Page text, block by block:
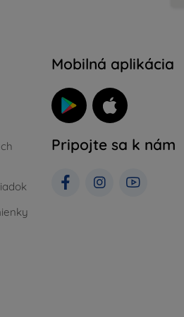
Mobilná aplikácia
Pripojte sa k nám